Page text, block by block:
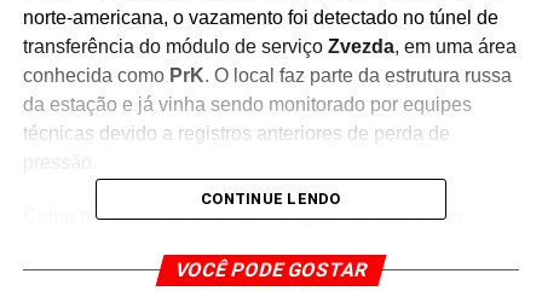
norte-americana, o vazamento foi detectado no túnel de
transferência do módulo de serviço Zvezda, em uma área
conhecida como PrK. O local faz parte da estrutura russa
da estação e já vinha sendo monitorado por equipes
técnicas devido a registros anteriores de perda de
Como medida preventiva, os integrantes da missão
seguras enquanto os procedimentos de avaliação e
CONTINUE LENDO
VOCÊ PODE GOSTAR